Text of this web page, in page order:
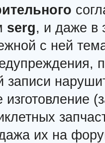
serg, и даже в
с ней
записи
их на